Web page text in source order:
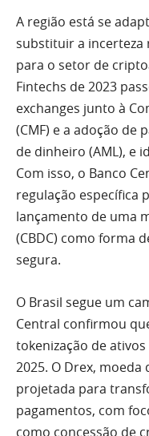
A região está se
substituir a
para o setor de
Fintechs de 2023
exchanges junto à
(CMF) e a adoção de
de dinheiro (AML), e
Com isso, o Banco
regulação específica
lançamento de uma
(CBDC) como forma
segura.
O Brasil segue um
Central confirmou
tokenização de
2025. O Drex,
projetada para
pagamentos, com
como concessão de